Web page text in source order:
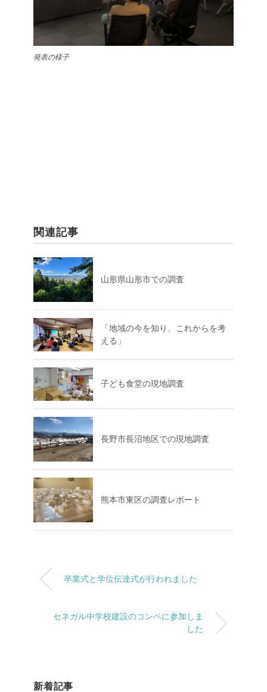
発表の様子
関連記事
山形県山形市での調査
「地域の今を知り、これからを考
える」
子ども食堂の現地調査
長野市長沼地区での現地調査
熊本市東区の調査レポート
卒業式と学位伝達式が行われました
セネガル中学校建設のコンペに参加しま
した
新着記事